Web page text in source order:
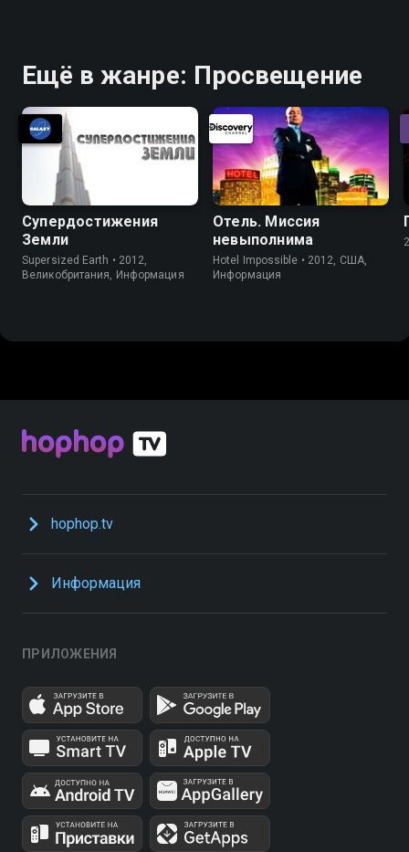
Ещё в жанре: Просвещение
Супердостижения
Земли
Supersized Earth • 2012,
Великобритания, Информация
Отель. Миссия
невыполнима
Hotel Impossible • 2012, США,
Информация
hophop.tv
Информация
ПРИЛОЖЕНИЯ